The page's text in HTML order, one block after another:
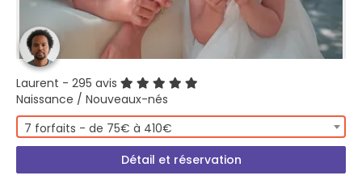
Laurent - 295 avis
Naissance / Nouveaux-nés
7 forfaits - de 75€ à 410€
Détail et réservation